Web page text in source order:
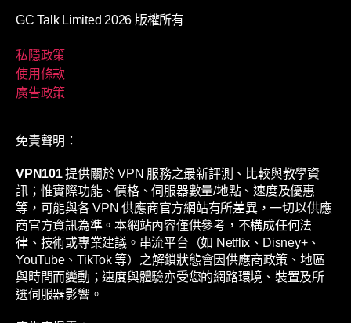
GC Talk Limited 2026 版權所有
私隱政策
使用條款
廣告政策
免責聲明：
VPN101提供關於 VPN 服務之最新評測、比較與教學資
訊；惟實際功能、價格、伺服器數量/地點、速度及優惠
等，可能與各 VPN 供應商官方網站有所差異，一切以供應
商官方資訊為準。本網站內容僅供參考，不構成任何法
律、技術或專業建議。串流平台（如 Netflix、Disney+、
YouTube、TikTok 等）之解鎖狀態會因供應商政策、地區
與時間而變動；速度與體驗亦受您的網路環境、裝置及所
選伺服器影響。